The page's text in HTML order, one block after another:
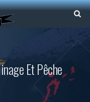
Et Pêche